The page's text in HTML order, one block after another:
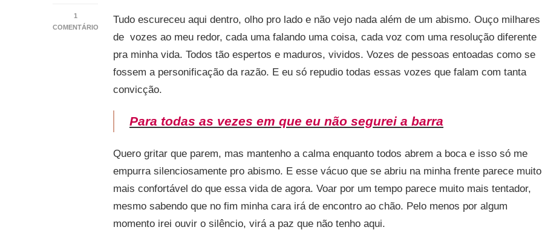
1
COMENTÁRIO
Tudo escureceu aqui dentro, olho pro lado e não vejo nada além de um abismo. Ouço milhares
de vozes ao meu redor, cada uma falando uma coisa, cada voz com uma resolução diferente
pra minha vida. Todos tão espertos e maduros, vividos. Vozes de pessoas entoadas como se
fossem a personificação da razão. E eu só repudio todas essas vozes que falam com tanta
convicção.
Para todas as vezes em que eu não segurei a barra
Quero gritar que parem, mas mantenho a calma enquanto todos abrem a boca e isso só me
empurra silenciosamente pro abismo. E esse vácuo que se abriu na minha frente parece muito
mais confortável do que essa vida de agora. Voar por um tempo parece muito mais tentador,
mesmo sabendo que no fim minha cara irá de encontro ao chão. Pelo menos por algum
momento irei ouvir o silêncio, virá a paz que não tenho aqui.